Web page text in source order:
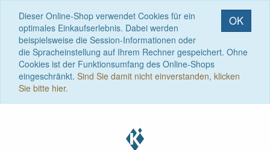
OK
Dieser Online-Shop verwendet Cookies für ein
optimales Einkaufserlebnis. Dabei werden
beispielsweise die Session-Informationen oder
die Spracheinstellung auf Ihrem Rechner gespeichert. Ohne
Cookies ist der Funktionsumfang des Online-Shops
eingeschränkt. Sind Sie damit nicht einverstanden, klicken
Sie bitte hier.